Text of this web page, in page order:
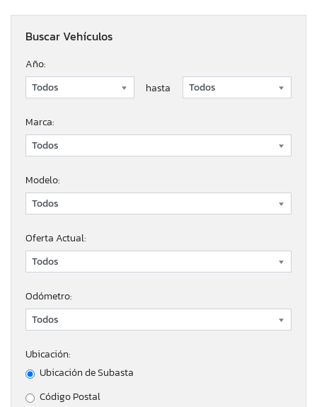
Buscar Vehículos
Año:
hasta
Marca:
Modelo:
Oferta Actual:
Odómetro:
Ubicación:
Ubicación de Subasta
Código Postal